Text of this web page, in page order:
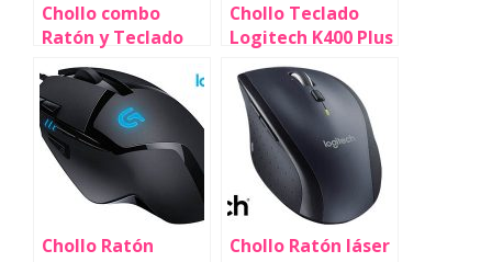
Chollo combo
Ratón y Teclado
inalámbrico
Logitech MK270
por sólo 20,75€
(-31%)
¡Valoraciones Top!
Chollo Teclado
Logitech K400 Plus
para tu PC de
salón y Smart TV
por sólo 23,96€
(-59%)
Chollo Ratón
Chollo Ratón láser